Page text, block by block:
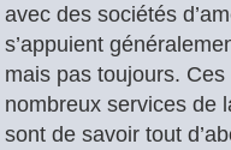
avec des sociétés
s’appuient
mais pas toujours.
nombreux services de
sont de savoir tout